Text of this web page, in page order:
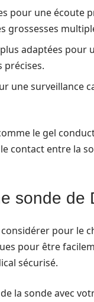
pour une écoute
grossesses
adaptées pour
précises.
une surveillance
le gel
contact entre la
sonde
pour le
pour être
sécurisé.
de la sonde avec